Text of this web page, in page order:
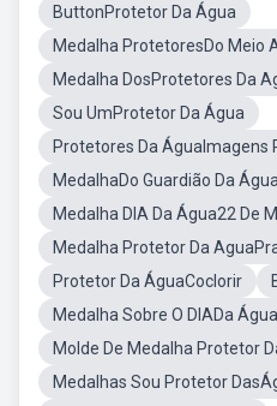
ButtonProtetor Da Água
Medalha ProtetoresDo Meio
Medalha DosProtetores Da
Sou UmProtetor Da Água
Protetores Da ÁguaImagens
MedalhaDo Guardião Da Água
Medalha DIA Da Água22 De
Medalha Protetor Da
Protetor Da ÁguaCoclorir
Medalha Sobre O DIADa Água
Molde De Medalha Protetor
Medalhas Sou Protetor